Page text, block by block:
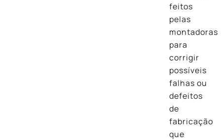
feitos
pelas
montadoras
para
corrigir
possíveis
falhas ou
defeitos
de
fabricação
que